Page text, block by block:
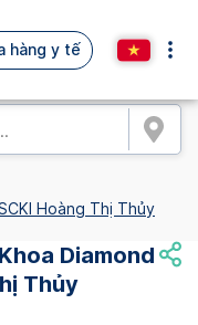
hàng y tế
Hoàng Thị Thủy
Diamond
Thủy